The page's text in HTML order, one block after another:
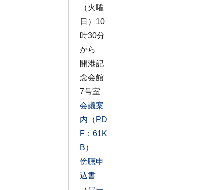
（火曜
日）10
時30分
から
開港記
念会館
7号室
会議案
内（PD
F：61K
B）
傍聴申
込書